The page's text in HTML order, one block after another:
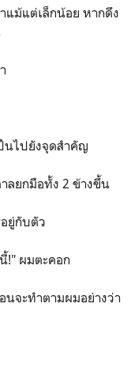
แม้แต่เล็กน้อย หากดึง
นไปยังจุดสำคัญ
ลยกมือทั้ง 2 ข้างขึ้น
ยู่กับตัว
ผมตะคอก
จะทำตามผมอย่างว่า